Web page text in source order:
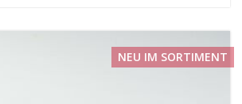
NEU IM SORTIMENT